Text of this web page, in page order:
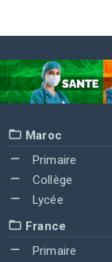
Maroc
Primaire
Collège
Lycée
France
Primaire